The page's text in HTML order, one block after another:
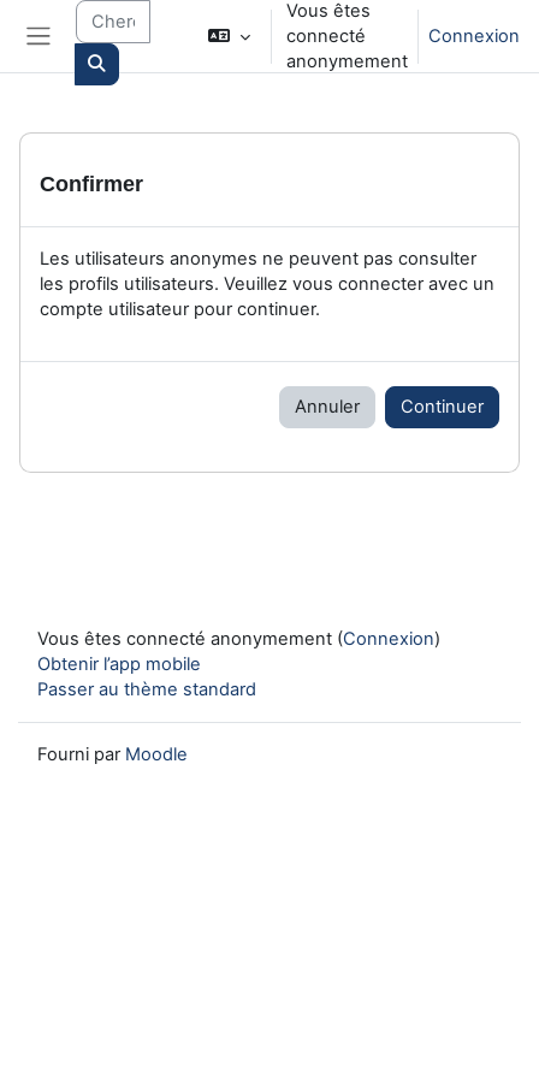
Passer au contenu principal
Panneau latéral
Vous êtes
connecté
anonymement
Connexion
Confirmer
Les utilisateurs anonymes ne peuvent pas consulter
les profils utilisateurs. Veuillez vous connecter avec un
compte utilisateur pour continuer.
Annuler Continuer
Vous êtes connecté anonymement (Connexion)
Obtenir l’app mobile
Passer au thème standard
Fourni par Moodle